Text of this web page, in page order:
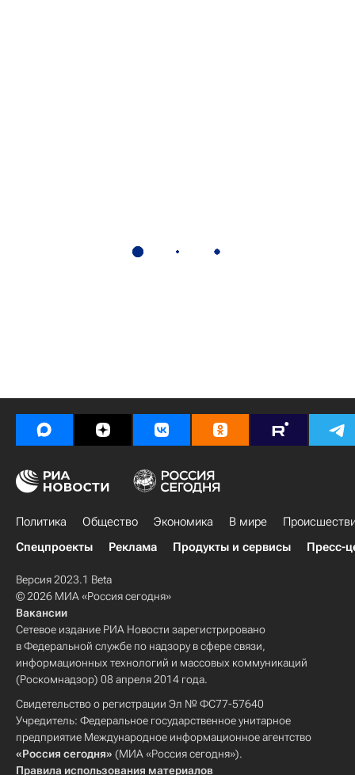
Политика Общество Экономика В мире
Спецпроекты
Реклама Продукты и сервисы Пресс-
Версия 2023.1 Beta
© 2026 МИА «Россия сегодня»
Вакансии
Сетевое издание РИА Новости зарегистрировано
в Федеральной службе по надзору в сфере связи,
информационных технологий и массовых коммуникаций
(Роскомнадзор) 08 апреля 2014 года.
Свидетельство о регистрации Эл № ФС77-57640
Учредитель: Федеральное государственное унитарное
предприятие Международное информационное агентство
«Россия сегодня» (МИА «Россия сегодня»).
Правила использования материалов